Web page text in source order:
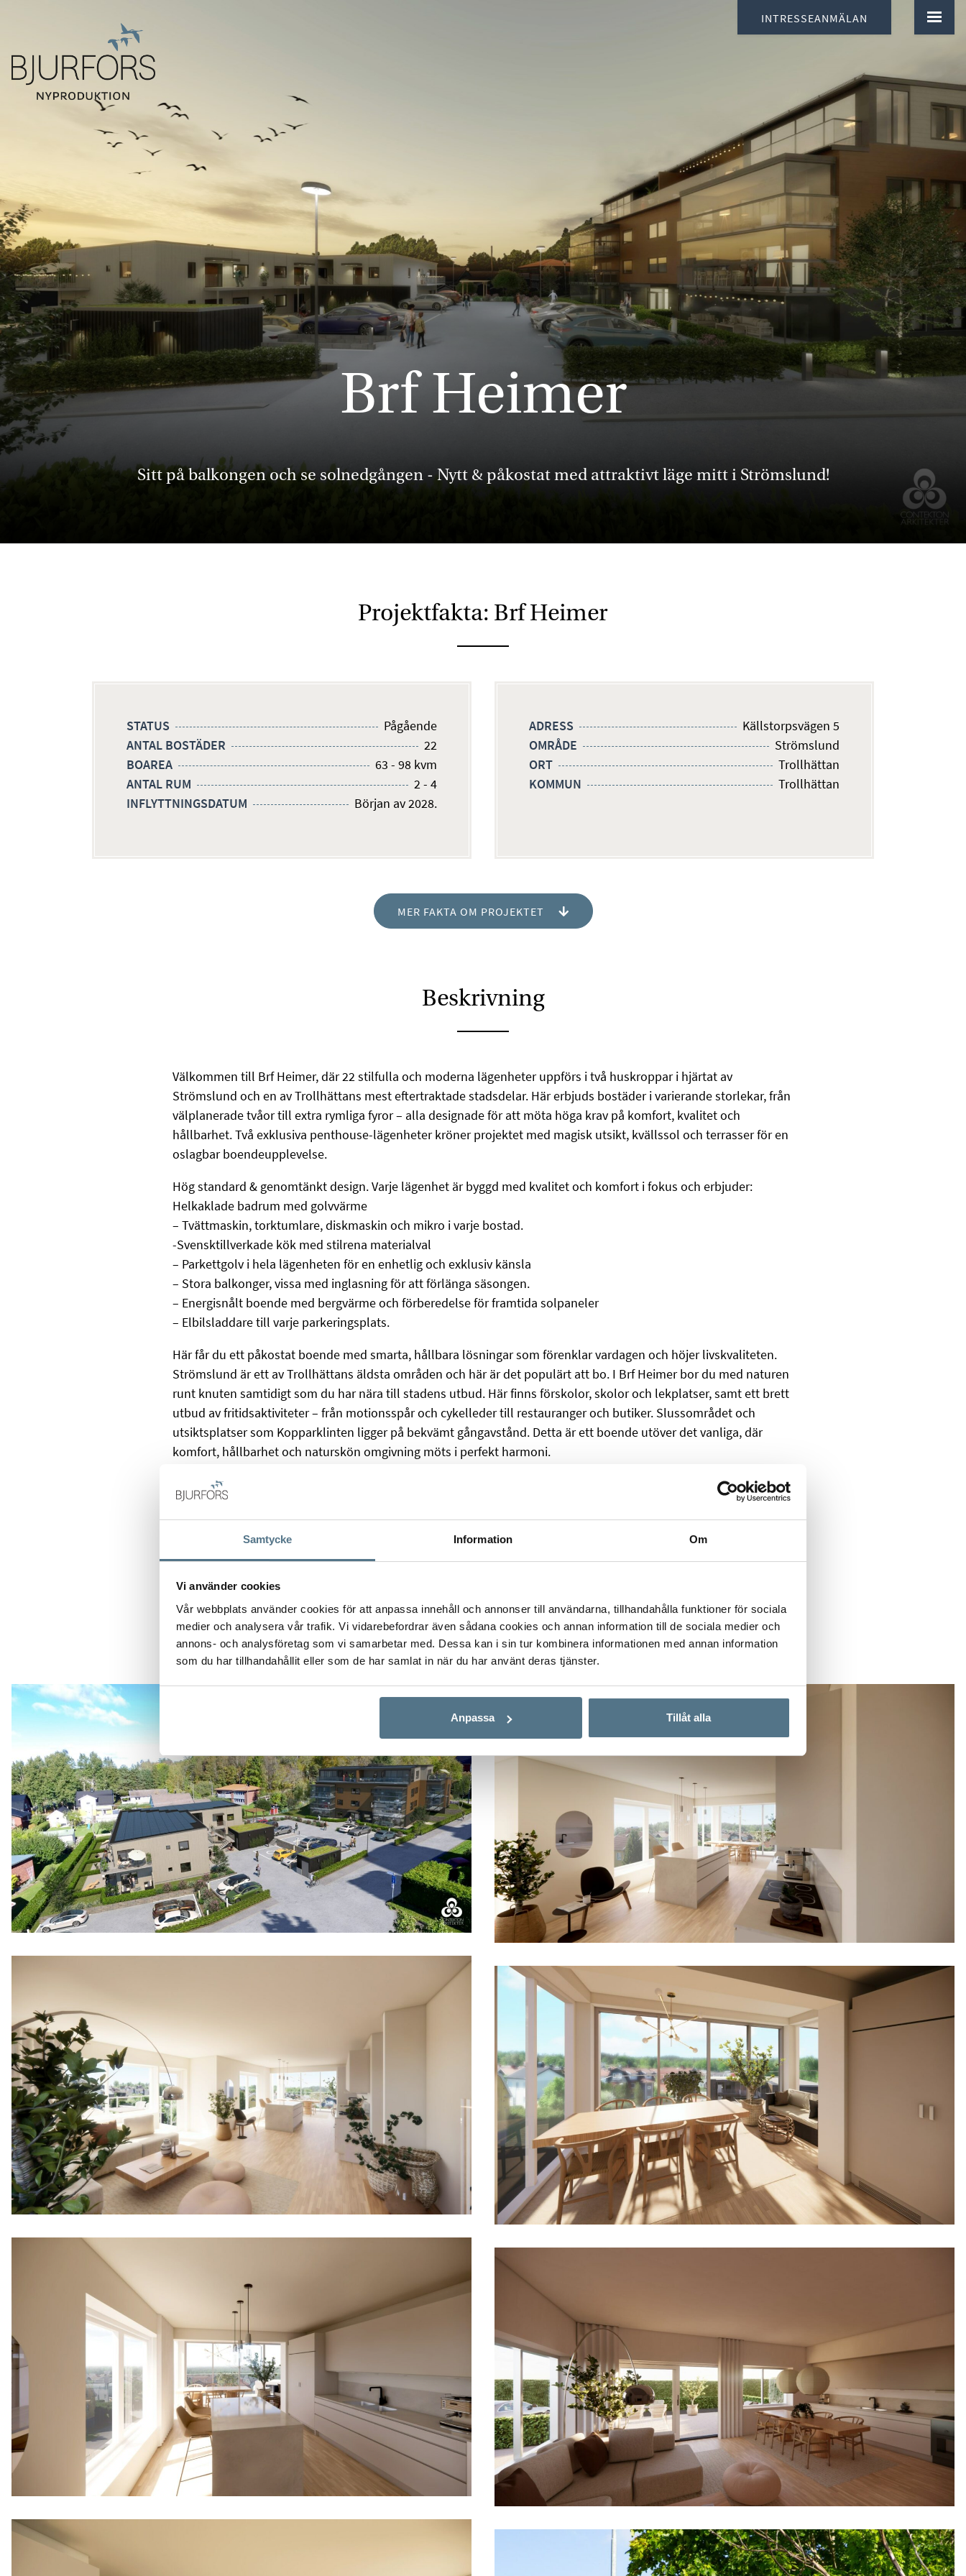
Samtycke Information Om
Vi använder cookies
Vår webbplats använder cookies för att anpassa innehåll och annonser till användarna, tillhandahålla funktioner för sociala
medier och analysera vår trafik. Vi vidarebefordrar även sådana cookies och annan information till de sociala medier och
annons- och analysföretag som vi samarbetar med. Dessa kan i sin tur kombinera informationen med annan information
som du har tillhandahållit eller som de har samlat in när du har använt deras tjänster.
Anpassa Tillåt alla
INTRESSEANMÄLAN
Brf Heimer
Sitt på balkongen och se solnedgången - Nytt & påkostat med attraktivt läge mitt i Strömslund!
Projektfakta: Brf Heimer
STATUS
Pågående
ANTAL BOSTÄDER
22
BOAREA
63 - 98 kvm
ANTAL RUM
2 - 4
INFLYTTNINGSDATUM
Början av 2028.
ADRESS
Källstorpsvägen 5
OMRÅDE
Strömslund
ORT
Trollhättan
KOMMUN
Trollhättan
MER FAKTA OM PROJEKTET
Beskrivning
Välkommen till Brf Heimer, där 22 stilfulla och moderna lägenheter uppförs i två huskroppar i hjärtat av
Strömslund och en av Trollhättans mest eftertraktade stadsdelar. Här erbjuds bostäder i varierande storlekar, från
välplanerade tvåor till extra rymliga fyror – alla designade för att möta höga krav på komfort, kvalitet och
hållbarhet. Två exklusiva penthouse-lägenheter kröner projektet med magisk utsikt, kvällssol och terrasser för en
oslagbar boendeupplevelse.
Hög standard & genomtänkt design. Varje lägenhet är byggd med kvalitet och komfort i fokus och erbjuder:
Helkaklade badrum med golvvärme
– Tvättmaskin, torktumlare, diskmaskin och mikro i varje bostad.
-Svensktillverkade kök med stilrena materialval
– Parkettgolv i hela lägenheten för en enhetlig och exklusiv känsla
– Stora balkonger, vissa med inglasning för att förlänga säsongen.
– Energisnålt boende med bergvärme och förberedelse för framtida solpaneler
– Elbilsladdare till varje parkeringsplats.
Här får du ett påkostat boende med smarta, hållbara lösningar som förenklar vardagen och höjer livskvaliteten.
Strömslund är ett av Trollhättans äldsta områden och här är det populärt att bo. I Brf Heimer bor du med naturen
runt knuten samtidigt som du har nära till stadens utbud. Här finns förskolor, skolor och lekplatser, samt ett brett
utbud av fritidsaktiviteter – från motionsspår och cykelleder till restauranger och butiker. Slussområdet och
utsiktsplatser som Kopparklinten ligger på bekvämt gångavstånd. Detta är ett boende utöver det vanliga, där
komfort, hållbarhet och naturskön omgivning möts i perfekt harmoni.
Välkommen hem till Brf Heimer – där livskvalitet står i fokus.
Kontakta Robin Bergendahl och Kajsa Andersson på Bjurfors Trollhättan på, 0520-42 20 10 för intresseanmälan
och mer information!
Alla bilder